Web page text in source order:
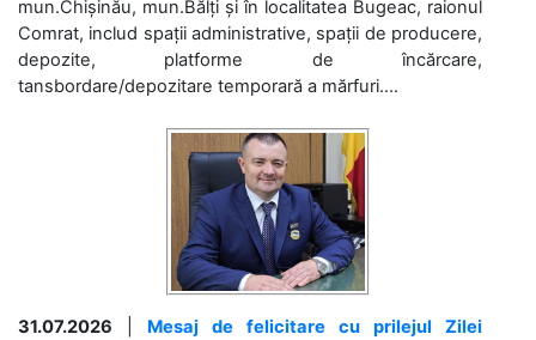
mun.Chișinău, mun.Bălți și în localitatea Bugeac, raionul
Comrat, includ spații administrative, spații de producere,
depozite, platforme de încărcare,
tansbordare/depozitare temporară a mărfuri....
31.07.2026
Mesaj de felicitare cu prilejul Zilei